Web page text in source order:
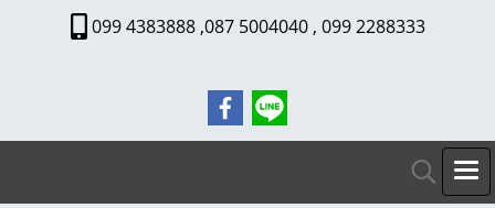
099 4383888 ,087 5004040 , 099 2288333